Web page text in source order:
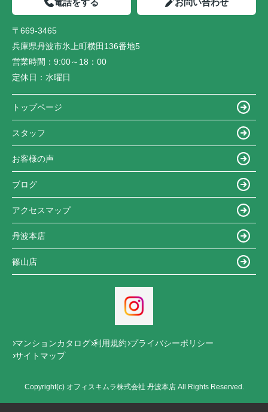
電話をする お問い合わせ
〒669-3465
兵庫県丹波市氷上町横田136番地5
営業時間： 9:00～18：00
定休日： 水曜日
トップページ
スタッフ
お客様の声
ブログ
アクセスマップ
丹波本店
篠山店
マンションカタログ 利用規約 プライバシーポリシー
サイトマップ
Copyright(c) オフィスキムラ株式会社 丹波本店 All Rights Reserved.